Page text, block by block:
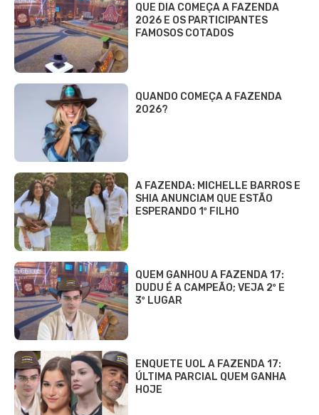
QUE DIA COMEÇA A FAZENDA
2026 E OS PARTICIPANTES
FAMOSOS COTADOS
QUANDO COMEÇA A FAZENDA
2026?
A FAZENDA: MICHELLE BARROS E
SHIA ANUNCIAM QUE ESTÃO
ESPERANDO 1º FILHO
QUEM GANHOU A FAZENDA 17:
DUDU É A CAMPEÃO; VEJA 2º E
3º LUGAR
ENQUETE UOL A FAZENDA 17:
ÚLTIMA PARCIAL QUEM GANHA
HOJE